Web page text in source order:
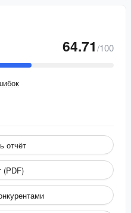
64.71/100
отчёт
(PDF)